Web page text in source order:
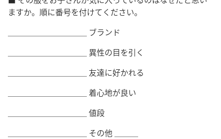
ますか。順に番号を付けてください。
＿＿＿＿＿＿＿＿＿＿ ブランド
＿＿＿＿＿＿＿＿＿＿ 異性の目を引く
＿＿＿＿＿＿＿＿＿＿ 友達に好かれる
＿＿＿＿＿＿＿＿＿＿ 着心地が良い
＿＿＿＿＿＿＿＿＿＿ 値段
＿＿＿＿＿＿＿＿＿＿ その他 ＿＿＿